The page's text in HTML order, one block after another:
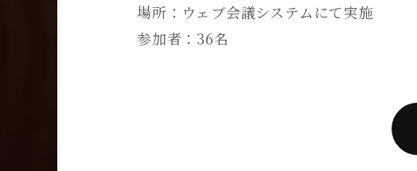
場所：ウェブ会議システムにて実施
参加者：36名